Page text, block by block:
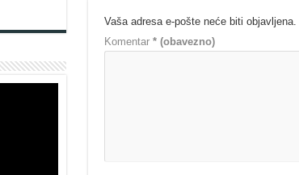
Vaša adresa e-pošte neće biti objavljena.
Komentar * (obavezno)